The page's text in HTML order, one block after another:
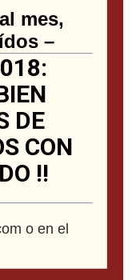
o trabajar
aprovecha
larga
con las
salita y tv de
de
mes,
–
DE
CON
!!
o en el